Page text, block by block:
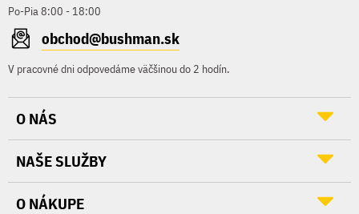
Po-Pia 8:00 - 18:00
obchod@bushman.sk
V pracovné dni odpovedáme väčšinou do 2 hodín.
O NÁS
NAŠE SLUŽBY
O NÁKUPE